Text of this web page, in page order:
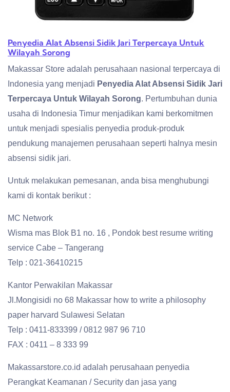
Penyedia Alat Absensi Sidik Jari Terpercaya Untuk
Wilayah Sorong
Makassar Store adalah perusahaan nasional terpercaya di
Indonesia yang menjadi Penyedia Alat Absensi Sidik Jari
Terpercaya Untuk Wilayah Sorong. Pertumbuhan dunia
usaha di Indonesia Timur menjadikan kami berkomitmen
untuk menjadi spesialis penyedia produk-produk
pendukung manajemen perusahaan seperti halnya mesin
absensi sidik jari.
Untuk melakukan pemesanan, anda bisa menghubungi
kami di kontak berikut :
MC Network
Wisma mas Blok B1 no. 16 , Pondok best resume writing
service Cabe – Tangerang
Telp : 021-36410215
Kantor Perwakilan Makassar
Jl.Mongisidi no 68 Makassar how to write a philosophy
paper harvard Sulawesi Selatan
Telp : 0411-833399 / 0812 987 96 710
FAX : 0411 – 8 333 99
Makassarstore.co.id adalah perusahaan penyedia
Perangkat Keamanan / Security dan jasa yang